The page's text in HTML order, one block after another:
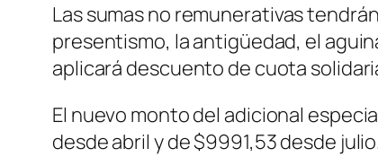
Las sumas no remunerativas
presentismo, la antigüedad, el
aplicará descuento de cuota
El nuevo monto del adicional
desde abril y de $9991,53 desde